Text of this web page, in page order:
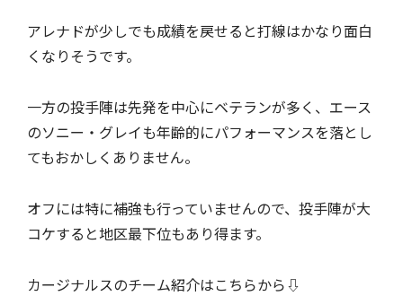
アレナドが少しでも成績を戻せると打線はかなり面白
くなりそうです。
一方の投手陣は先発を中心にベテランが多く、エース
のソニー・グレイも年齢的にパフォーマンスを落とし
てもおかしくありません。
オフには特に補強も行っていませんので、投手陣が大
コケすると地区最下位もあり得ます。
カージナルスのチーム紹介はこちらから⇩